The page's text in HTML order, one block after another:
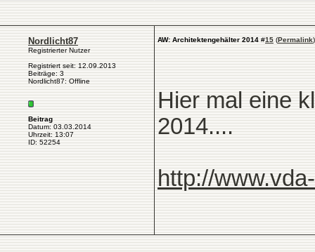
Nordlicht87
Registrierter Nutzer
Registriert seit: 12.09.2013
Beiträge: 3
Nordlicht87: Offline
Beitrag
Datum: 03.03.2014
Uhrzeit: 13:07
ID: 52254
AW: Architektengehälter 2014 #15 (Permalink)
Hier mal eine
2014....
http://